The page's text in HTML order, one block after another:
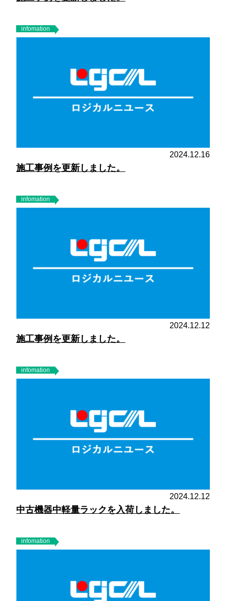
infomation
2024.12.16
施工事例を更新しました。
infomation
2024.12.12
施工事例を更新しました。
infomation
2024.12.12
中古機器中軽量ラックを入荷しました。
infomation